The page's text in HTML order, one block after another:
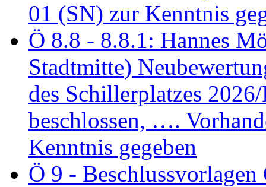
01 (SN) zur Kenntnis
Ö 8.8 - 8.8.1: Hannes
Stadtmitte)
des Schillerplatzes
beschlossen, ….
Kenntnis gegeben
Ö 9 - Beschlussvorlagen